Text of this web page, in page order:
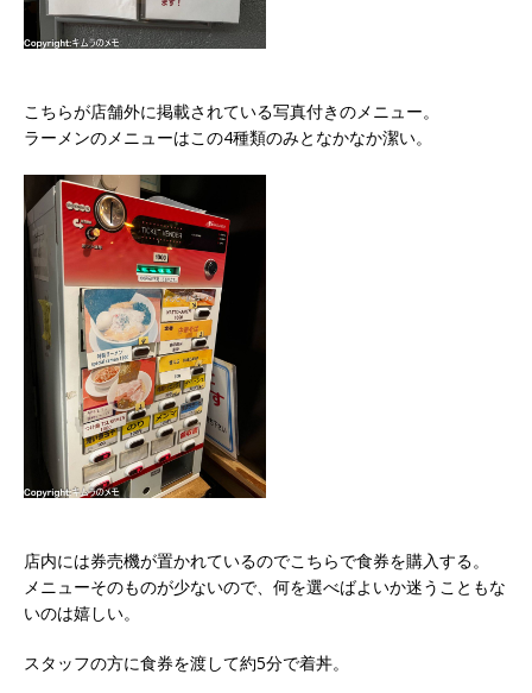
こちらが店舗外に掲載されている写真付きのメニュー。
ラーメンのメニューはこの4種類のみとなかなか潔い。
店内には券売機が置かれているのでこちらで食券を購入する。
メニューそのものが少ないので、何を選べばよいか迷うこともな
いのは嬉しい。
スタッフの方に食券を渡して約5分で着丼。